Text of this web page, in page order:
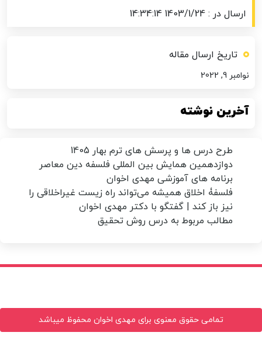
ارسال در : 1403/1/24 14:34:14
تاریخ ارسال مقاله
نوامبر 9, 2022
آخرین نوشته
طرح درس ها و پرسش های ترم بهار 1405
دوازدهمین همایش بین المللی فلسفه دین معاصر
برنامه های آموزشی مهدی اخوان
فلسفۀ اخلاق همیشه می‌تواند راه زیست غیراخلاقی را
نیز باز کند | گفتگو با دکتر مهدی اخوان
مطالب مربوط به درس روش تحقیق
تمامی حقوق معنوی برای مهدی اخوان محفوظ میباشد